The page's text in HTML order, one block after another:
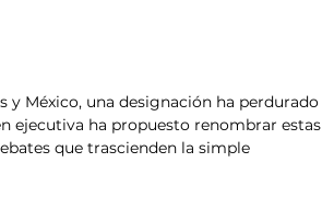
y México, una designación ha perdurado
ejecutiva ha propuesto renombrar estas
que trascienden la simple